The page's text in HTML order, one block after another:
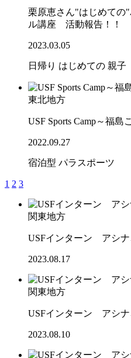
栗原恵さん"はじめての
ル講座 活動報告！！
2023.03.05
日帰り はじめての 親子
東北地方
USF Sports Camp～福島
2022.09.27
宿泊型 パラスポーツ
1 2 3
関東地方
USFインターン アシ
2023.08.17
関東地方
USFインターン アシ
2023.08.10